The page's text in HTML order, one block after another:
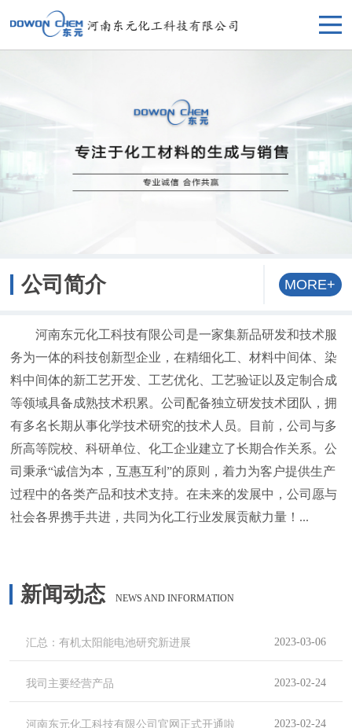
公司简介 MORE+
河南东元化工科技有限公司是一家集新品研发和技术服
务为一体的科技创新型企业，在精细化工、材料中间体、染
料中间体的新工艺开发、工艺优化、工艺验证以及定制合成
等领域具备成熟技术积累。公司配备独立研发技术团队，拥
有多名长期从事化学技术研究的技术人员。目前，公司与多
所高等院校、科研单位、化工企业建立了长期合作关系。公
司秉承“诚信为本，互惠互利”的原则，着力为客户提供生产
过程中的各类产品和技术支持。在未来的发展中，公司愿与
社会各界携手共进，共同为化工行业发展贡献力量！...
新闻动态 NEWS AND INFORMATION
汇总：有机太阳能电池研究新进展 2023-03-06
我司主要经营产品 2023-02-24
河南东元化工科技有限公司官网正式开通啦 2023-02-24